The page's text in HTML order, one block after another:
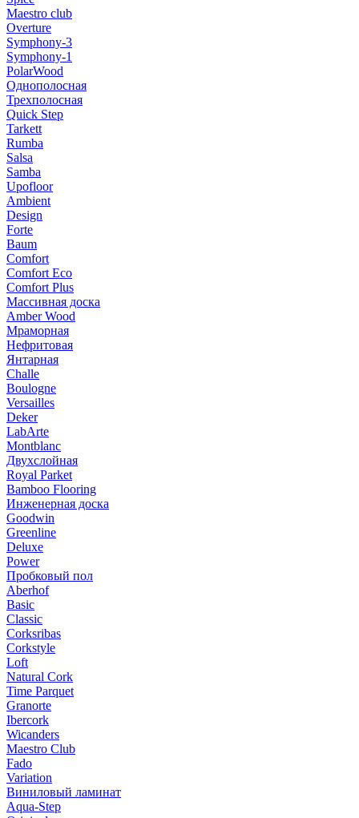
Maestro club
Overture
Symphony-3
Symphony-1
PolarWood
Однополосная
Трехполосная
Quick Step
Tarkett
Rumba
Salsa
Samba
Upofloor
Ambient
Design
Forte
Baum
Comfort
Comfort Eco
Comfort Plus
Массивная доска
Amber Wood
Мраморная
Нефритовая
Янтарная
Challe
Boulogne
Versailles
Deker
LabArte
Montblanc
Двухслойная
Royal Parket
Bamboo Flooring
Инженерная доска
Goodwin
Greenline
Deluxe
Power
Пробковый пол
Aberhof
Basic
Classic
Corksribas
Corkstyle
Loft
Natural Cork
Time Parquet
Granorte
Ibercork
Wicanders
Мaestro Club
Fado
Variation
Виниловый ламинат
Aqua-Step